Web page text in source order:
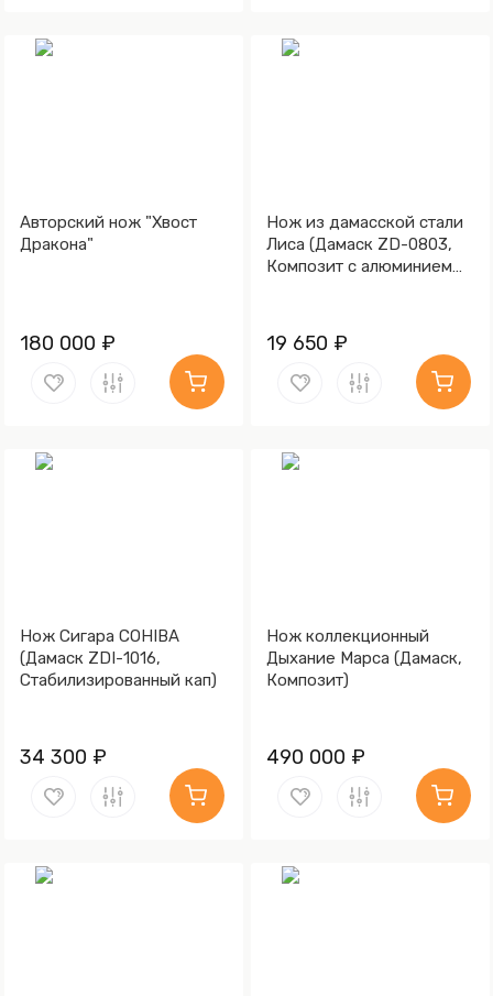
Авторский нож "Хвост
Дракона"
180 000 ₽
Нож из дамасской стали
Лиса (Дамаск ZD-0803,
Композит с алюминием
19 650 ₽
Нож Сигара COHIBA
(Дамаск ZDI-1016,
Стабилизированный кап)
34 300 ₽
Нож коллекционный
Дыхание Марса (Дамаск,
Композит)
490 000 ₽